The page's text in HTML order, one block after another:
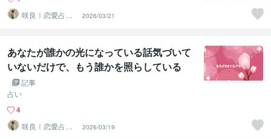
咲良｜恋愛占い
心導師
2026/03/21
あなたが誰かの光になっている話気づいて
いないだけで、もう誰かを照らしている
記事
占い
4
咲良｜恋愛占い
心導師
2026/03/19